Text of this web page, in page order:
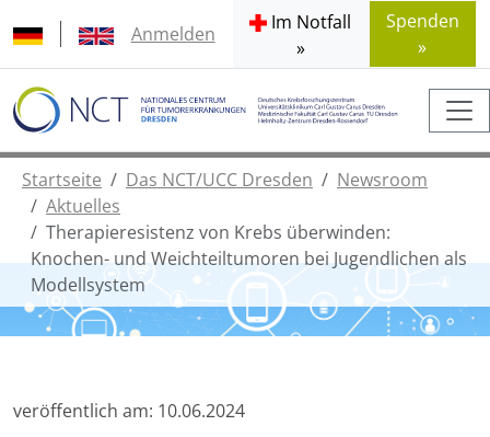
Anmelden
Im Notfall
»
Spenden
»
Startseite Das NCT/UCC Dresden
Newsroom
Aktuelles
Therapieresistenz von Krebs überwinden:
Knochen- und Weichteiltumoren bei Jugendlichen als
Modellsystem
veröffentlich am: 10.06.2024